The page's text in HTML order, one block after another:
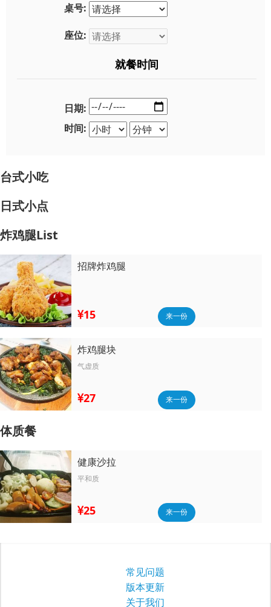
桌号:
座位:
就餐时间
日期:
时间:
台式小吃
日式小点
炸鸡腿List
招牌炸鸡腿
15 来一份
炸鸡腿块
气虚质
27 来一份
体质餐
健康沙拉
平和质
25 来一份
常见问题
版本更新
关于我们